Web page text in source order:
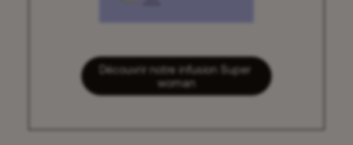
Découvrir notre infusion Super
woman